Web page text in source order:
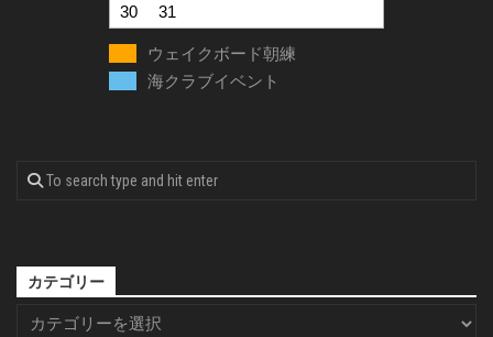
30
31
ウェイクボード朝練
海クラブイベント
カテゴリー